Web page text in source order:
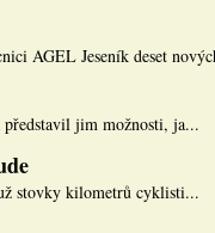
AGEL Jeseník deset
jim možnosti, ja...
stovky kilometrů cyklisti...